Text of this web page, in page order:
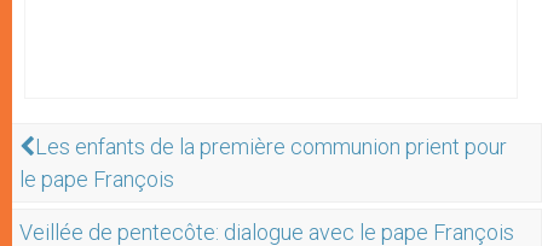
Les enfants de la première communion prient pour
le pape François
Veillée de pentecôte: dialogue avec le pape François